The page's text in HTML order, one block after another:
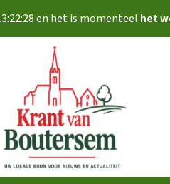
en het is momenteel het